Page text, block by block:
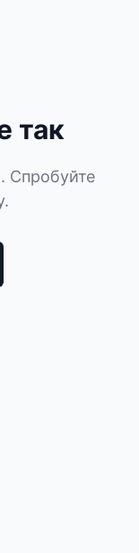
так
Спробуйте